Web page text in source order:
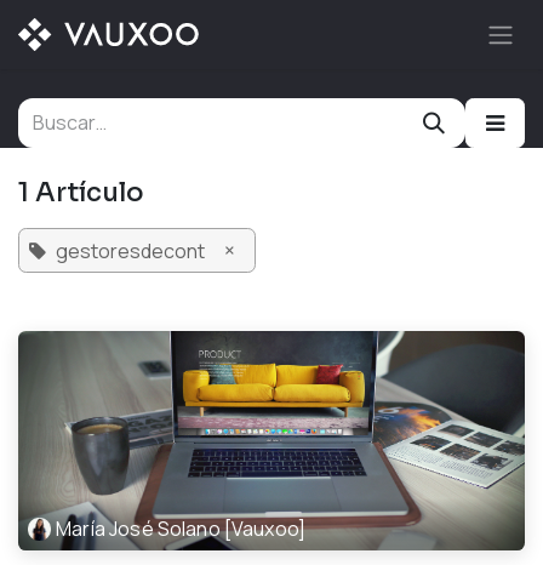
Ir al contenido
1 Artículo
gestoresdecont ×
María José Solano [Vauxoo]